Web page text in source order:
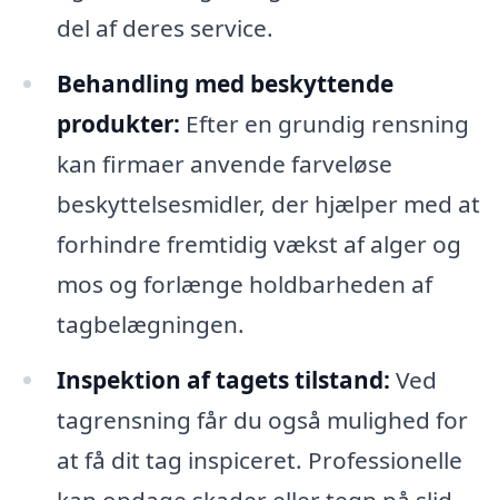
del af deres service.
Behandling med beskyttende
produkter: Efter en grundig rensning
kan firmaer anvende farveløse
beskyttelsesmidler, der hjælper med at
forhindre fremtidig vækst af alger og
mos og forlænge holdbarheden af
tagbelægningen.
Inspektion af tagets tilstand: Ved
tagrensning får du også mulighed for
at få dit tag inspiceret. Professionelle